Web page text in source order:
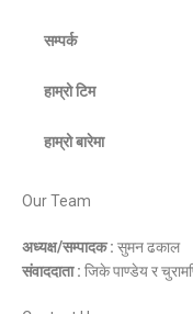
सम्पर्क
हाम्रो टिम
हाम्रो बारेमा
Our Team
अध्यक्ष/सम्पादक : सुमन ढकाल
संवाददाता : जिके पाण्डेय र